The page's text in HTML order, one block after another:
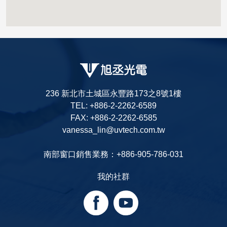
236 新北市土城區永豐路173之8號1樓
TEL: +886-2-2262-6589
FAX: +886-2-2262-6585
vanessa_lin@uvtech.com.tw
南部窗口銷售業務：+886-905-786-031
我的社群